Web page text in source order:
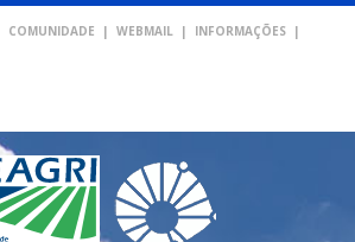
COMUNIDADE | WEBMAIL | INFORMAÇÕES |